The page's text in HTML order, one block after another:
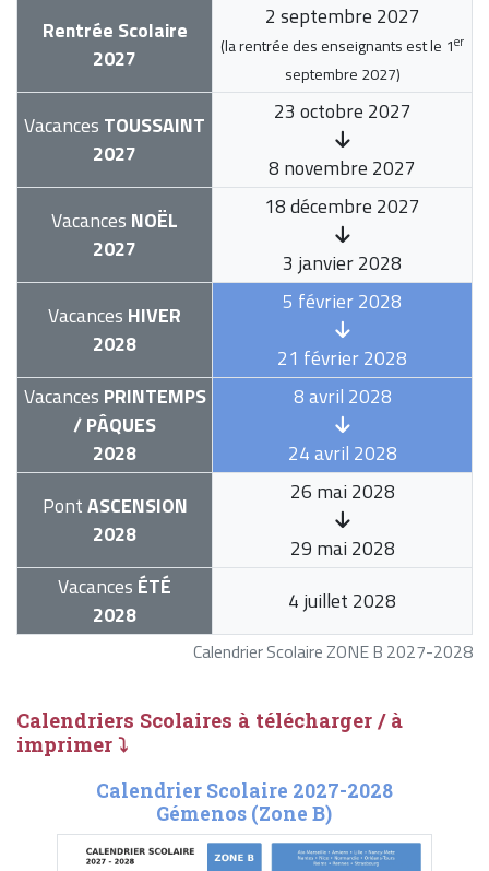
Calendrier Scolaire ZONE B 2027-2028
Rentrée Scolaire
2027
2 septembre 2027
(la rentrée des enseignants est le 1er
septembre 2027)
Vacances TOUSSAINT
2027
23 octobre 2027
8 novembre 2027
Vacances NOËL
2027
18 décembre 2027
3 janvier 2028
Vacances HIVER
2028
5 février 2028
21 février 2028
Vacances PRINTEMPS
/ PÂQUES
2028
8 avril 2028
24 avril 2028
PontASCENSION
2028
26 mai 2028
29 mai 2028
Vacances ÉTÉ
2028
4 juillet 2028
Calendriers Scolaires à télécharger / à
imprimer ⤵
Calendrier Scolaire 2027-2028
Gémenos (Zone B)